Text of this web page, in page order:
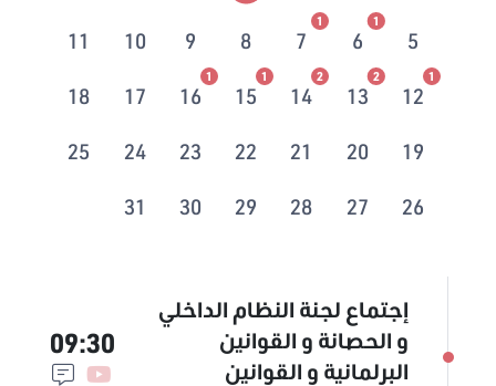
5
6
1
7
1
8
9
10
11
12
1
13
2
14
2
15
1
16
1
17
18
19
20
21
22
23
24
25
26
27
28
29
30
31
إجتماع لجنة النظام الداخلي
و الحصانة و القوانين
البرلمانية و القوانين
09:30